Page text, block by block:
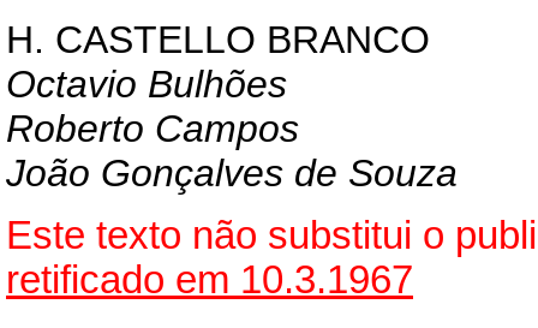
H. CASTELLO BRANCO
Octavio Bulhões
Roberto Campos
João Gonçalves de Souza
Este texto não substitui o
retificado em 10.3.1967